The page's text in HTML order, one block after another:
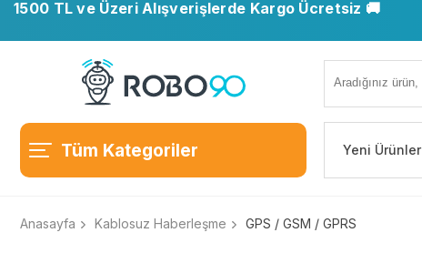
1500 TL ve Üzeri Alışverişlerde Kargo Ücretsiz 🚚
Tüm Kategoriler Yeni Ürünler
Anasayfa Kablosuz Haberleşme GPS / GSM / GPRS